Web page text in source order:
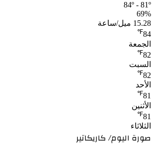
84º - 81º
69%
15.28 ميل/ساعة
84
℉
الجمعة
82
℉
السبت
82
℉
الأحد
81
℉
الأثنين
81
℉
الثلاثاء
صورة اليوم/ كاريكاتير